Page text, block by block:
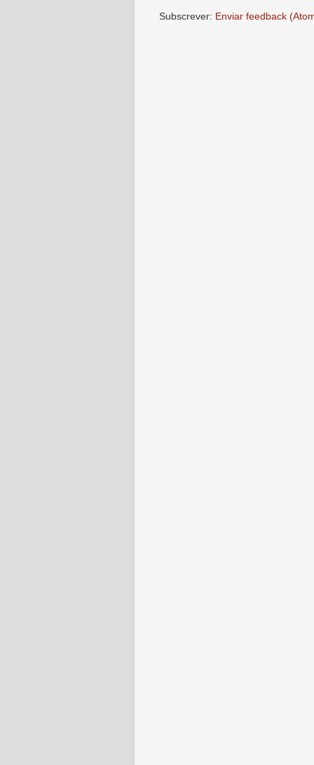
Subscrever: Enviar feedback